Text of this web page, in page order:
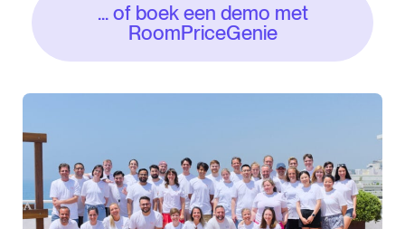
... of boek een demo met
RoomPriceGenie